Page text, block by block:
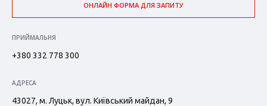
ОНЛАЙН ФОРМА ДЛЯ ЗАПИТУ
ПРИЙМАЛЬНЯ
+380 332 778 300
АДРЕСА
43027, м. Луцьк, вул. Київський майдан, 9